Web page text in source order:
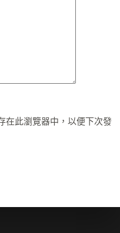
在此瀏覽器中，以便下次發